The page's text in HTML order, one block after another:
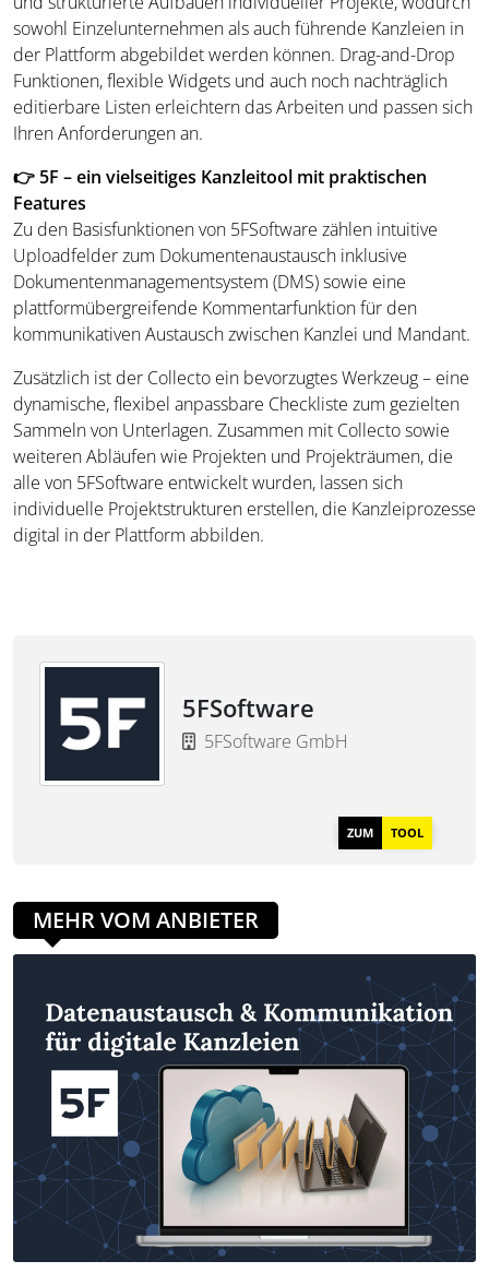
sowohl Einzelunternehmen als auch führende Kanzleien in
der Plattform abgebildet werden können. Drag-and-Drop
Funktionen, flexible Widgets und auch noch nachträglich
editierbare Listen erleichtern das Arbeiten und passen sich
Ihren Anforderungen an.
👉 5F – ein vielseitiges Kanzleitool mit praktischen
Features
Zu den Basisfunktionen von 5FSoftware zählen intuitive
Uploadfelder zum Dokumentenaustausch inklusive
Dokumentenmanagementsystem (DMS) sowie eine
plattformübergreifende Kommentarfunktion für den
kommunikativen Austausch zwischen Kanzlei und Mandant.
Zusätzlich ist der Collecto ein bevorzugtes Werkzeug – eine
dynamische, flexibel anpassbare Checkliste zum gezielten
Sammeln von Unterlagen. Zusammen mit Collecto sowie
weiteren Abläufen wie Projekten und Projekträumen, die
alle von 5FSoftware entwickelt wurden, lassen sich
individuelle Projektstrukturen erstellen, die Kanzleiprozesse
digital in der Plattform abbilden.
5FSoftware
5FSoftware GmbH
ZUM TOOL
MEHR VOM ANBIETER